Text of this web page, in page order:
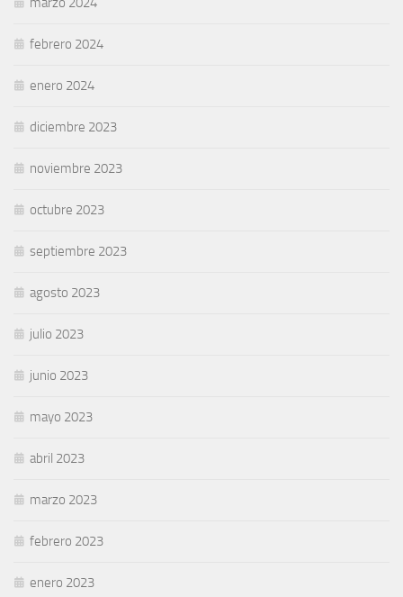
febrero 2024
enero 2024
diciembre 2023
noviembre 2023
octubre 2023
septiembre 2023
agosto 2023
julio 2023
junio 2023
mayo 2023
abril 2023
marzo 2023
febrero 2023
enero 2023